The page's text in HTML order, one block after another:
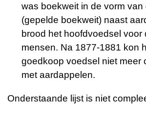
was boekweit in de vorm van
(gepelde boekweit) naast
brood het hoofdvoedsel voor
mensen. Na 1877-1881 kon
goedkoop voedsel niet meer
met aardappelen.
Onderstaande lijst is niet